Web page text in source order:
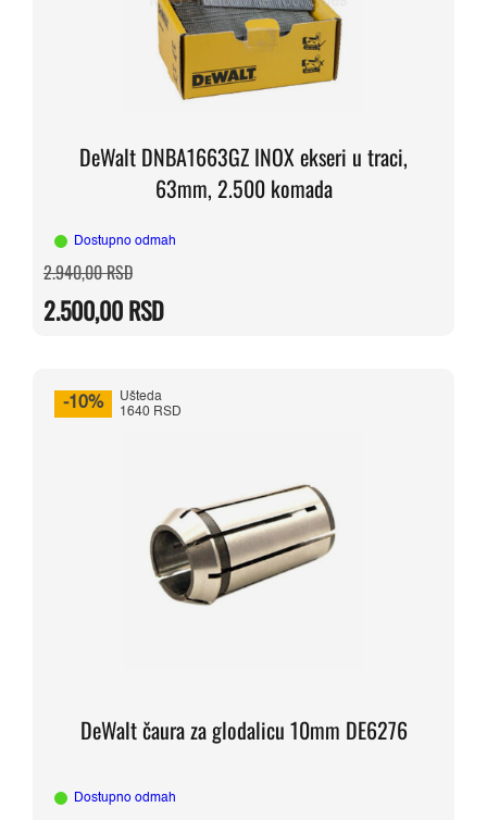
DeWalt DNBA1663GZ INOX ekseri u traci,
63mm, 2.500 komada
Dostupno odmah
2.940,00RSDOriginalna
cena
bila:
2.940,00 RSD.
2.500,00RSD
Trenutna
cena
2.500,00 RSD.
-10%
Ušteda
1640 RSD
DeWalt čaura za glodalicu 10mm DE6276
Dostupno odmah